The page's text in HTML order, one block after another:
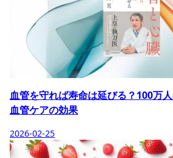
血管を守れば寿命は延びる？100万
血管ケアの効果
2026-02-25